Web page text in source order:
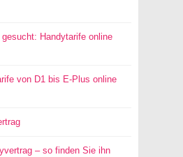
Handytarife online
von D1 bis E-Plus online
– so finden Sie ihn